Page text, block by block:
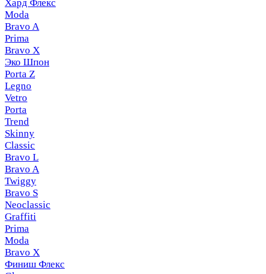
Хард Флекс
Moda
Bravo A
Prima
Bravo X
Эко Шпон
Porta Z
Legno
Vetro
Porta
Trend
Skinny
Classic
Bravo L
Bravo A
Twiggy
Bravo S
Neoclassic
Graffiti
Prima
Moda
Bravo X
Финиш Флекс